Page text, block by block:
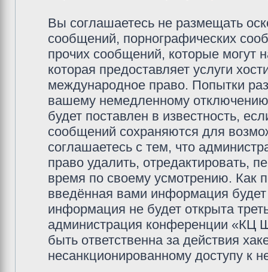
Вы соглашаетесь не размещать
сообщений, порнографических
прочих сообщений, которые могут
которая предоставляет услуги
международное право. Попытки
вашему немедленному
будет поставлен в известность,
сообщений сохраняются для
соглашаетесь с тем, что
право удалить, отредактировать,
время по своему усмотрению. Как
введённая вами информация
информация не будет открыта
администрация конференции «КЦ
быть ответственна за действия
несанкционированному доступу к